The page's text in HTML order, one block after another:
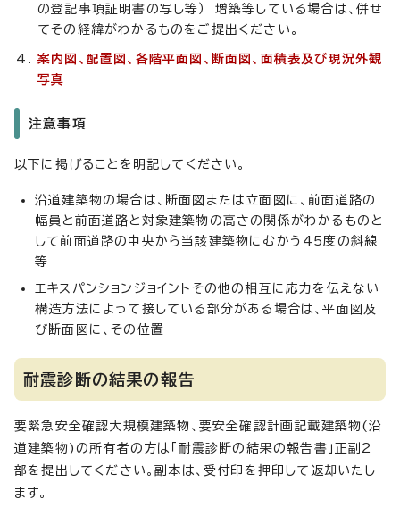
の登記事項証明書の写し等） 増築等している場合は、併せ
てその経緯がわかるものをご提出ください。
案内図、配置図、各階平面図、断面図、面積表及び現況外観
写真
注意事項
以下に掲げることを明記してください。
沿道建築物の場合は、断面図または立面図に、前面道路の
幅員と前面道路と対象建築物の高さの関係がわかるものと
して前面道路の中央から当該建築物にむかう45度の斜線
等
エキスパンションジョイントその他の相互に応力を伝えない
構造方法によって接している部分がある場合は、平面図及
び断面図に、その位置
耐震診断の結果の報告
要緊急安全確認大規模建築物、要安全確認計画記載建築物(沿
道建築物)の所有者の方は「耐震診断の結果の報告書」正副2
部を提出してください。副本は、受付印を押印して返却いたし
ます。